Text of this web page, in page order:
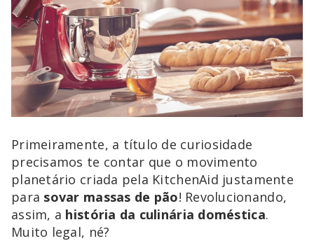
Primeiramente, a título de curiosidade
precisamos te contar que o movimento
planetário criada pela KitchenAid justamente
para sovar massas de pão! Revolucionando,
assim, a história da culinária doméstica.
Muito legal, né?